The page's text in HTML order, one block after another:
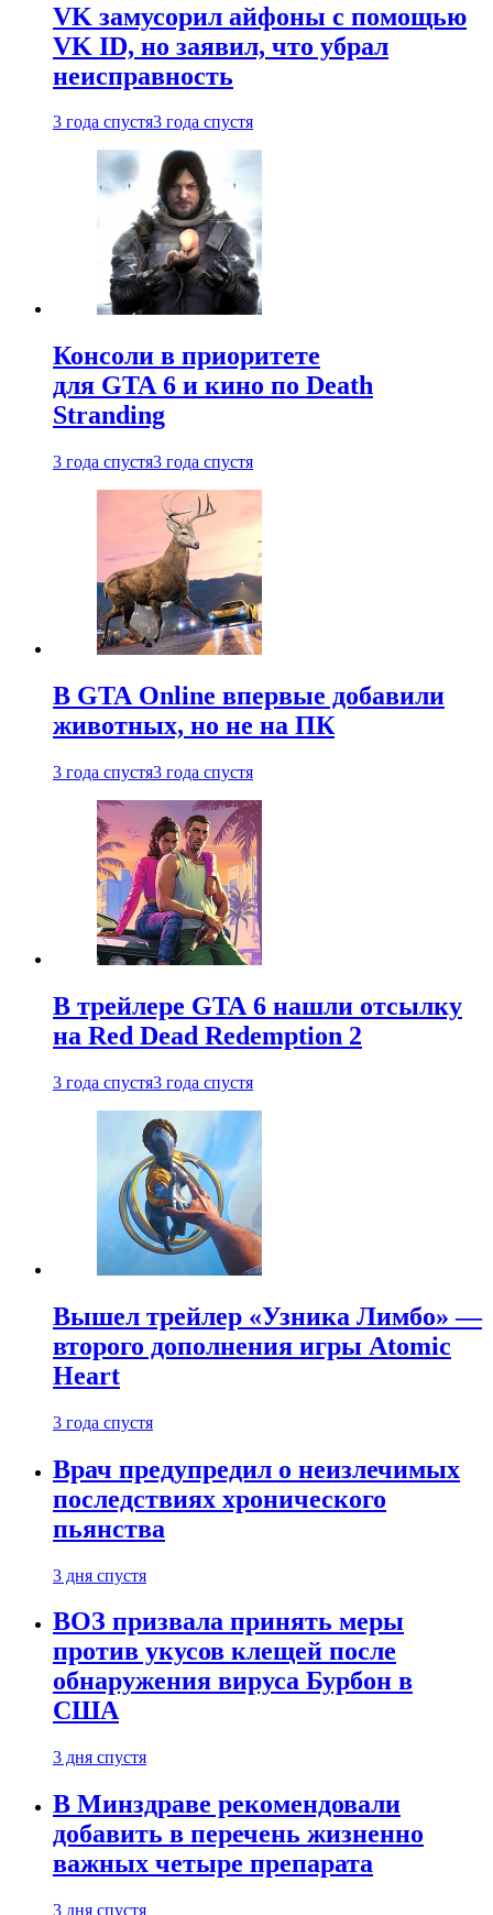
VK замусорил айфоны с помощью
VK ID, но заявил, что убрал
неисправность
3 года спустя3 года спустя
Консоли в приоритете
для GTA 6 и кино по Death
Stranding
3 года спустя3 года спустя
В GTA Online впервые добавили
животных, но не на ПК
3 года спустя3 года спустя
В трейлере GTA 6 нашли отсылку
на Red Dead Redemption 2
3 года спустя3 года спустя
Вышел трейлер «Узника Лимбо» —
второго дополнения игры Atomic
Heart
3 года спустя
Врач предупредил о неизлечимых
последствиях хронического
пьянства
3 дня спустя
ВОЗ призвала принять меры
против укусов клещей после
обнаружения вируса Бурбон в
США
3 дня спустя
В Минздраве рекомендовали
добавить в перечень жизненно
важных четыре препарата
3 дня спустя